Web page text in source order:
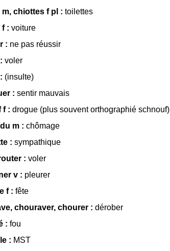
chiottes f pl : toilettes
f : voiture
: ne pas réussir
voler
(insulte)
: sentir mauvais
f : drogue (plus souvent orthographié schnouf)
m : chômage
: sympathique
: voler
v : pleurer
f : fête
chouraver, chourer : dérober
: fou
: MST